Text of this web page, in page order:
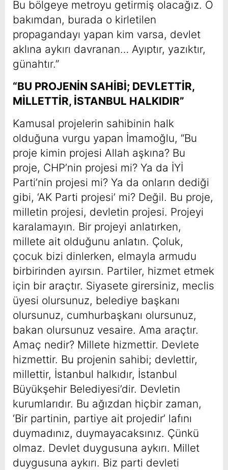
Bu bölgeye metroyu getirmiş olacağız. O
bakımdan, burada o kirletilen
propagandayı yapan kim varsa, devlet
aklına aykırı davranan… Ayıptır, yazıktır,
günahtır.”
“BU PROJENİN SAHİBİ; DEVLETTİR,
MİLLETTİR, İSTANBUL HALKIDIR”
Kamusal projelerin sahibinin halk
olduğuna vurgu yapan İmamoğlu, “Bu
proje kimin projesi Allah aşkına? Bu
proje, CHP’nin projesi mi? Ya da İYİ
Parti’nin projesi mi? Ya da onların dediği
gibi, ‘AK Parti projesi’ mi? Değil. Bu proje,
milletin projesi, devletin projesi. Projeyi
karalamayın. Bir projeyi anlatırken,
millete ait olduğunu anlatın. Çoluk,
çocuk bizi dinlerken, elmayla armudu
birbirinden ayırsın. Partiler, hizmet etmek
için bir araçtır. Siyasete girersiniz, meclis
üyesi olursunuz, belediye başkanı
olursunuz, cumhurbaşkanı olursunuz,
bakan olursunuz vesaire. Ama araçtır.
Amaç nedir? Millete hizmettir. Devlete
hizmettir. Bu projenin sahibi; devlettir,
millettir, İstanbul halkıdır, İstanbul
Büyükşehir Belediyesi’dir. Devletin
kurumlarıdır. Bu ağızdan hiçbir zaman,
‘Bir partinin, partiye ait projedir’ lafını
duymadınız, duymayacaksınız. Çünkü
olmaz. Devlet duygusuna aykırı. Millet
duygusuna aykırı. Biz parti devleti